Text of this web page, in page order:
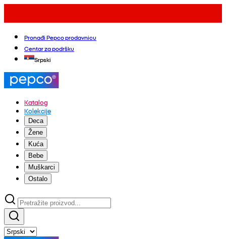
Pronađi Pepco prodavnicu
Centar za podršku
Srpski
Katalog
Kolekcije
Deca
Žene
Kuća
Bebe
Muškarci
Ostalo